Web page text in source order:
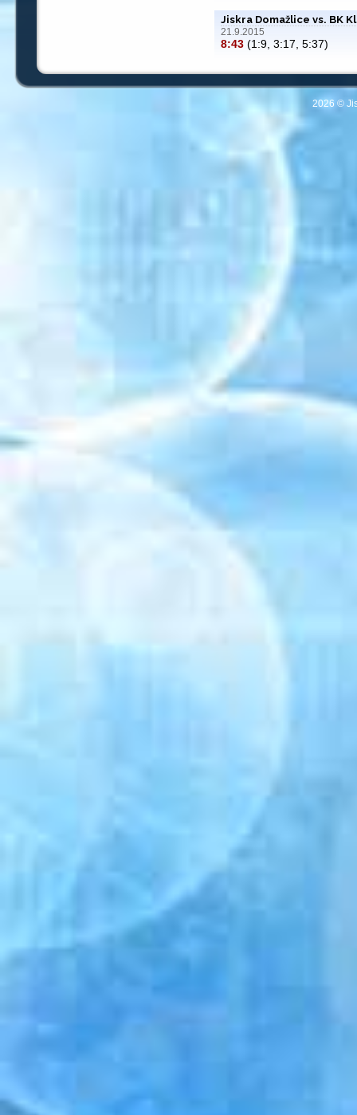
Jiskra Domažlice vs. BK
21.9.2015
8:43 (1:9, 3:17, 5:37)
2026 ©